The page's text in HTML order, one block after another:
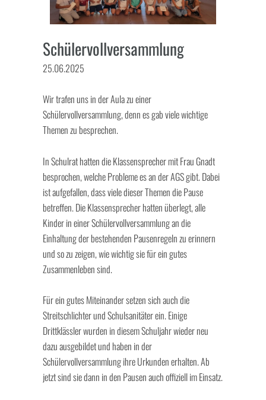
Schülervollversammlung
25.06.2025
Wir trafen uns in der Aula zu einer
Schülervollversammlung, denn es gab viele wichtige
Themen zu besprechen.
In Schulrat hatten die Klassensprecher mit Frau Gnadt
besprochen, welche Probleme es an der AGS gibt. Dabei
ist aufgefallen, dass viele dieser Themen die Pause
betreffen. Die Klassensprecher hatten überlegt, alle
Kinder in einer Schülervollversammlung an die
Einhaltung der bestehenden Pausenregeln zu erinnern
und so zu zeigen, wie wichtig sie für ein gutes
Zusammenleben sind.
Für ein gutes Miteinander setzen sich auch die
Streitschlichter und Schulsanitäter ein. Einige
Drittklässler wurden in diesem Schuljahr wieder neu
dazu ausgebildet und haben in der
Schülervollversammlung ihre Urkunden erhalten. Ab
jetzt sind sie dann in den Pausen auch offiziell im Einsatz.